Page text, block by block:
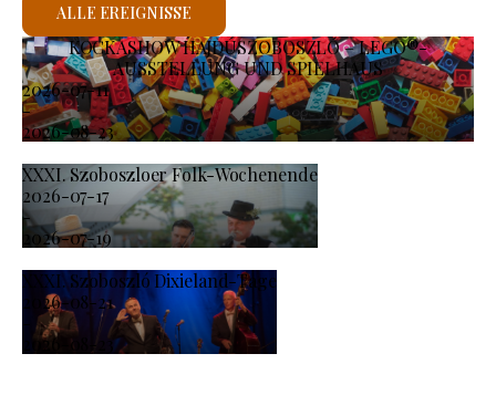
KOCKASHOW HAJDÚSZOBOSZLÓ – LEGO®-
AUSSTELLUNG UND SPIELHAUS
2026-07-11
-
2026-08-23
XXXI. Szoboszloer Folk-Wochenende
2026-07-17
-
2026-07-19
XXXI. Szoboszló Dixieland-Tage
2026-08-21
-
2026-08-23
ALLE EREIGNISSE